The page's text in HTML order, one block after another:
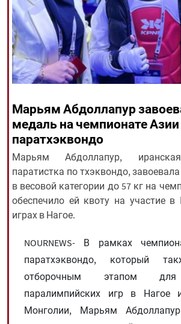
Мультимедиа
| فارسی|English العربیه |
|עברית|русский|中文|
All rights reserved for NourNews
Copyright © 2021 www.nournews.ir
Марьям Абдоллапур
медаль на чемпионате
паратхэквондо
Марьям Абдоллапур,
паратистка по тхэквондо,
в весовой категории до 57 кг на
обеспечило ей квоту на участие в
играх в Нагое.
NOURNEWS- В рамках
паратхэквондо, который
отборочным этапом для
паралимпийских игр в Нагое
Монголии, Марьям